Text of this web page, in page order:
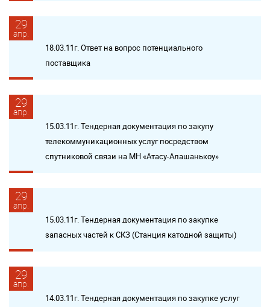
29
апр.
18.03.11г. Ответ на вопрос потенциального
поставщика
29
апр.
15.03.11г. Тендерная документация по закупу
телекоммуникационных услуг посредством
спутниковой связи на МН «Атасу-Алашанькоу»
29
апр.
15.03.11г. Тендерная документация по закупке
запасных частей к СКЗ (Станция катодной защиты)
29
апр.
14.03.11г. Тендерная документация по закупке услуг